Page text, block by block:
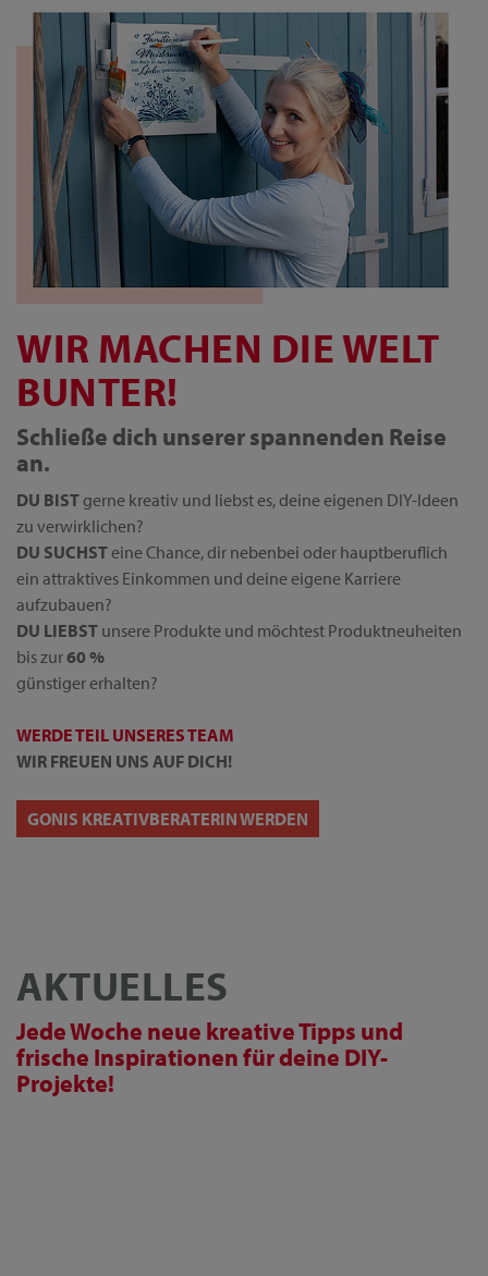
WIR MACHEN DIE WELT
BUNTER!
Schließe dich unserer spannenden Reise
an.
DU BISTgerne kreativ und liebst es, deine eigenen DIY-Ideen
zu verwirklichen?
DU SUCHSTeine Chance, dir nebenbei oder hauptberuflich
ein attraktives Einkommen und deine eigene Karriere
aufzubauen?
DU LIEBST unsere Produkte und möchtest Produktneuheiten
bis zur60 %
günstiger erhalten?
WERDE TEIL UNSERES TEAM
WIR FREUEN UNS AUF DICH!
GONIS KREATIVBERATERIN WERDEN
AKTUELLES
Jede Woche neue kreative Tipps und
frische Inspirationen für deine DIY-
Projekte!